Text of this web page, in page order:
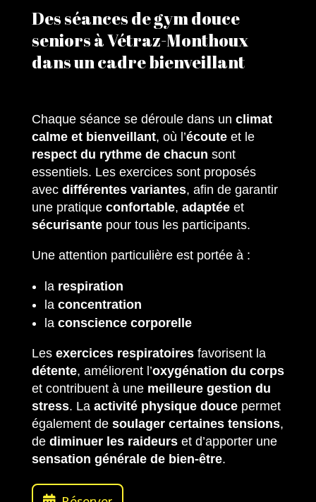
Des séances de gym douce
seniors à Vétraz-Monthoux
dans un cadre bienveillant
Chaque séance se déroule dans un climat
calme et bienveillant, où l’écouteet le
respect du rythme de chacun sont
essentiels. Les exercices sont proposés
avec différentes variantes, afin de garantir
une pratique confortable, adaptéeet
sécurisantepour tous les participants.
Une attention particulière est portée à :
la respiration
la concentration
la conscience corporelle
Les exercices respiratoiresfavorisent la
détente, améliorent l’oxygénation du corps
et contribuent à une meilleure gestion du
stress. La activité physique doucepermet
également de soulager certaines tensions,
de diminuer les raideurset d’apporter une
sensation générale de bien-être.